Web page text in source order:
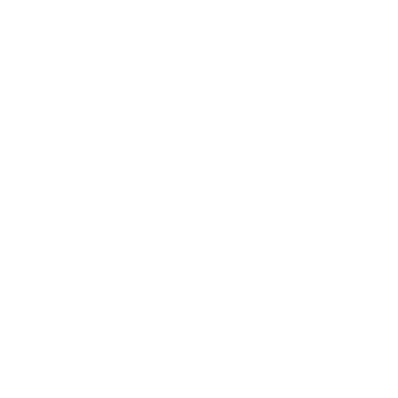
so der freiheitliche Parteichef Andreas Leiter Reber.
einen
inneren Schutzmechanismen unserer Autonomie – wie der
die durch einen veränderteren Sprachgebrauch
an der Gesamtschülerzahl entstehen können,
auf dem richtigen Weg ist, nachbessern muss oder gar
sollte das neu eingerichtete Amt für Landessprachen und
so Leiter Reber abschließend.